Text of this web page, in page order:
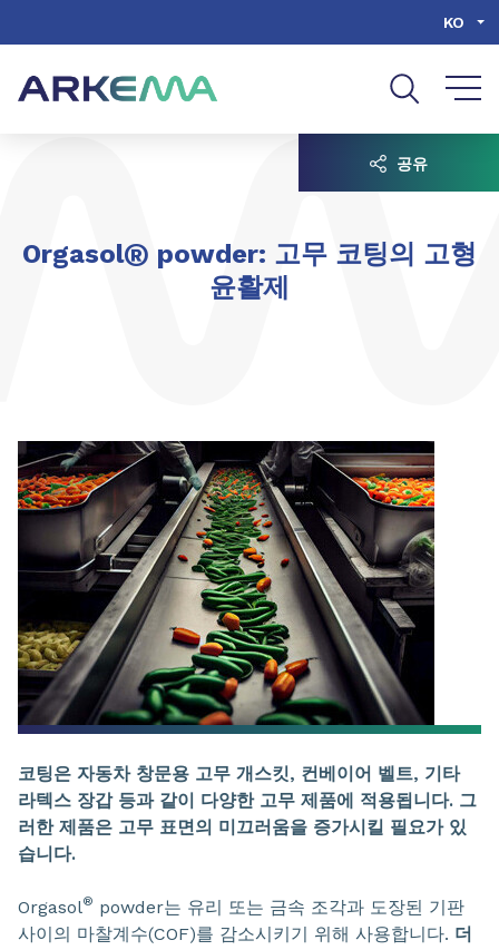
KO
Orgasol® powder: 고무 코팅의 고형
윤활제
공유
코팅은 자동차 창문용 고무 개스킷, 컨베이어 벨트, 기타
라텍스 장갑 등과 같이 다양한 고무 제품에 적용됩니다. 그
러한 제품은 고무 표면의 미끄러움을 증가시킬 필요가 있
습니다.
Orgasol® powder는 유리 또는 금속 조각과 도장된 기판
사이의 마찰계수(COF)를 감소시키기 위해 사용합니다. 더